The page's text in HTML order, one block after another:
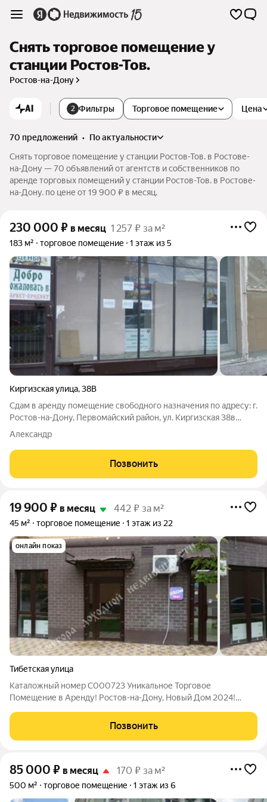
Снять торговое помещение у
станции Ростов-Тов.
Ростов-на-Дону
AI 2 Фильтры Торговое помещение Цена
70 предложений •
по актуальности
Снять торговое помещение у станции Ростов-Тов. в Ростове-
на-Дону — 70 объявлений от агентств и собственников по
аренде торговых помещений у станции Ростов-Тов. в Ростове-
на-Дону. по цене от 19 900 ₽ в месяц.
230 000 ₽ в месяц 1 257 ₽ за м²
183 м² торговое помещение 1 этаж из 5
Киргизская улица,38В
Сдам в аренду помещение свободного назначения по адресу: г.
Ростов-на-Дону, Первомайский район, ул. Киргизская 38в
(первая линия, витрина на площадь Чкалова). Фасад 20м. 1
этаж, площадь 183 кв. м. Есть возможность отделить часть 90
кв. м. со своим
Александр
Позвонить
19 900 ₽ в месяц 442 ₽ за м²
45 м² торговое помещение 1 этаж из 22
онлайн показ
Тибетская улица
Каталожный номер C000723 Уникальное Торговое
Помещение в Аренду! Ростов-на-Дону, Новый Дом 2024!
Представляем эксклюзивное торговое помещение в аренду в
самом сердце Ростова-на-Дону! Это не просто
Позвонить
85 000 ₽ в месяц 170 ₽ за м²
500 м² торговое помещение 1 этаж из 6